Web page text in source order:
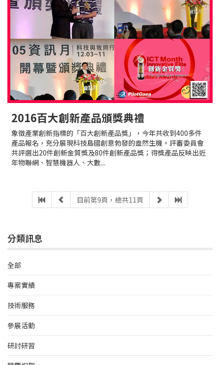
2016百大創新產品頒獎典禮
象徵產業創新指標的「百大創新產品獎」，今年共收到400多件
產品報名，充分展現科技島國創意勃發的盎然生機。評審委員會
共評選出20件創新金質獎及80件創新產品獎；得獎產品反映出近
年物聯網、智慧機器人、大數...
目前第9頁，總共11頁
分類訊息
全部
專案實績
技術服務
參展活動
研討研習